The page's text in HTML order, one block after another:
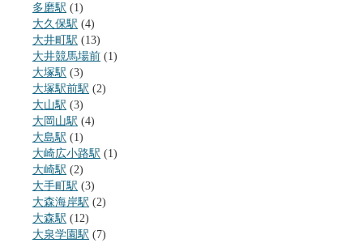
多磨駅 (1)
大久保駅 (4)
大井町駅 (13)
大井競馬場前 (1)
大塚駅 (3)
大塚駅前駅 (2)
大山駅 (3)
大岡山駅 (4)
大島駅 (1)
大崎広小路駅 (1)
大崎駅 (2)
大手町駅 (3)
大森海岸駅 (2)
大森駅 (12)
大泉学園駅 (7)